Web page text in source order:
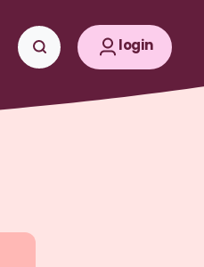
login